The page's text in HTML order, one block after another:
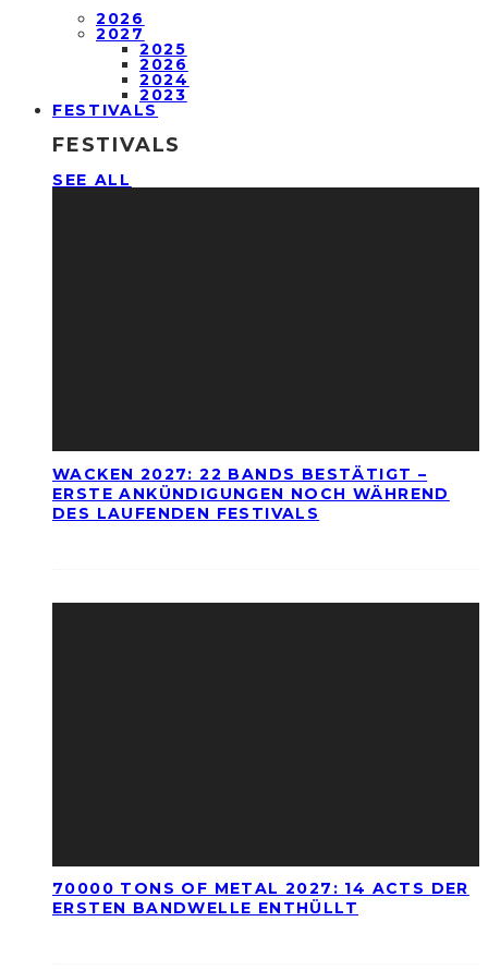
2026
2027
2025
2026
2024
2023
FESTIVALS
FESTIVALS
SEE ALL
WACKEN 2027: 22 BANDS BESTÄTIGT –
ERSTE ANKÜNDIGUNGEN NOCH WÄHREND
DES LAUFENDEN FESTIVALS
70000 TONS OF METAL 2027: 14 ACTS DER
ERSTEN BANDWELLE ENTHÜLLT